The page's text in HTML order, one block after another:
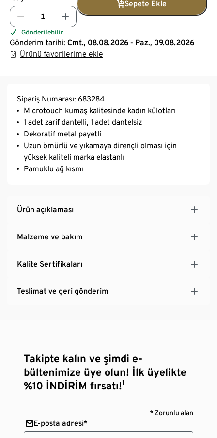
Sepete Ekle
Gönderilebilir
Gönderim tarihi: Cmt., 08.08.2026 - Paz., 09.08.2026
Ürünü favorilerime ekle
Sipariş Numarası: 683284
Microtouch kumaş kalitesinde kadın külotları
1 adet zarif dantelli, 1 adet dantelsiz
Dekoratif metal payetli
Uzun ömürlü ve yıkamaya dirençli olması için
yüksek kaliteli marka elastanlı
Pamuklu ağ kısmı
Ürün açıklaması
Malzeme ve bakım
Kalite Sertifikaları
Teslimat ve geri gönderim
Takipte kalın ve şimdi e-
bültenimize üye olun! İlk üyelikte
%10 İNDİRİM fırsatı!¹
* Zorunlu alan
E-posta adresi*